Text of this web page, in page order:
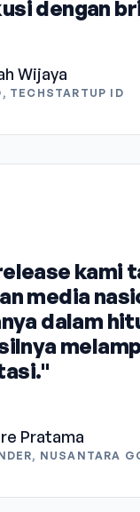
dengan
Wijaya
TECHSTARTUP ID
kami
media
dalam
Pratama
NUSANTARA